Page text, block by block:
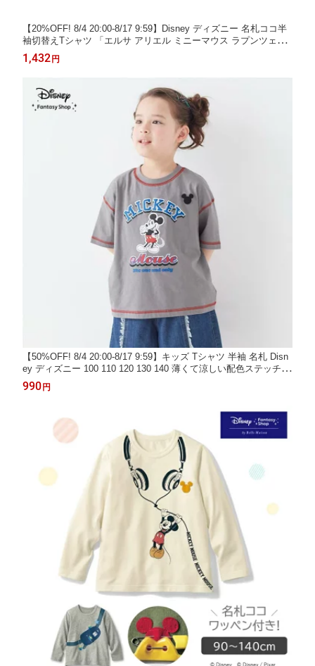
【20%OFF! 8/4 20:00-8/17 9:59】Disney ディズニー 名札ココ半
袖切替えTシャツ 「エルサ アリエル ミニーマウス ラプンツェ
ル」100 110 120 130 140 tシャツ 半袖 幼稚園 小学校 子供 女の子
半そでTシャツ 半袖シャツ 通園 通学
1,432円
【50%OFF! 8/4 20:00-8/17 9:59】キッズ Tシャツ 半袖 名札 Disn
ey ディズニー 100 110 120 130 140 薄くて涼しい配色ステッチの
名札ココ半袖Tシャツ ミッキーマウス トイ・ストーリー カーズ
子ども 子供 キッズ KIDS 子ども服 キッズ服 服 トップス Tシャツ
990円